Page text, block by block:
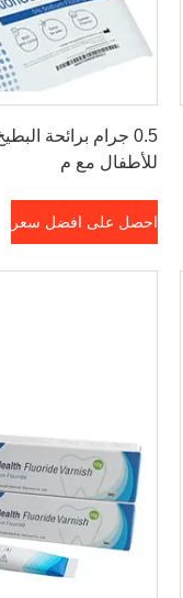
للأطفال مع م
احصل على افضل سعر